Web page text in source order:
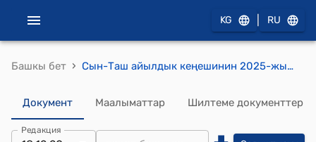
KG RU
Башкы бет › Сын-Таш айылдык кеңешинин 2025-жылдын 18-декабры № 65/9-29 "Сын-Таш айыл аймагынын китепканаларын оптималдаштыруу жана кайра уюштуруу жөнүндө" токтому
Документ Маалыматтар Шилтеме документтер
Редакция